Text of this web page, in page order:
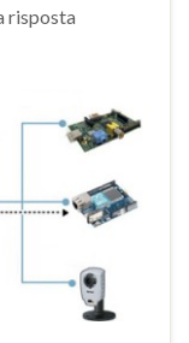
risposta